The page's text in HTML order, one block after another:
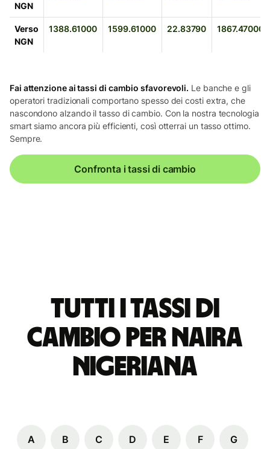
NGN
Verso
NGN
1388.61000 1599.61000 22.83790 1867.47000
Fai attenzione ai tassi di cambio sfavorevoli. Le banche e gli
operatori tradizionali comportano spesso dei costi extra, che
nascondono alzando il tasso di cambio. Con la nostra tecnologia
smart siamo ancora più efficienti, così otterrai un tasso ottimo.
Sempre.
Confronta i tassi di cambio
Tutti i tassi di
cambio per naira
nigeriana
A B C D E F G